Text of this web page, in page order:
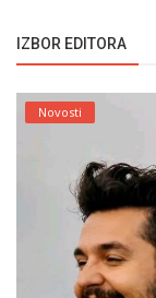
IZBOR EDITORA
Novosti